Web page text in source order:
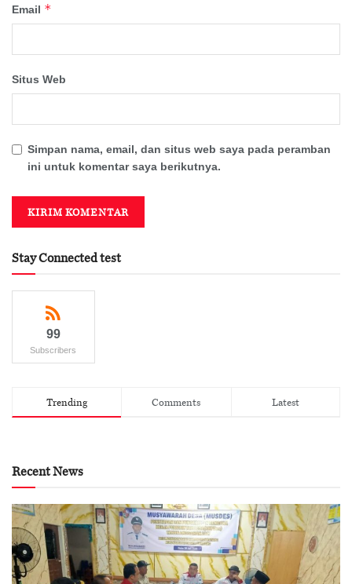
Email *
Situs Web
Simpan nama, email, dan situs web saya pada peramban
ini untuk komentar saya berikutnya.
Stay Connected test
99
Subscribers
Trending Comments Latest
Recent News